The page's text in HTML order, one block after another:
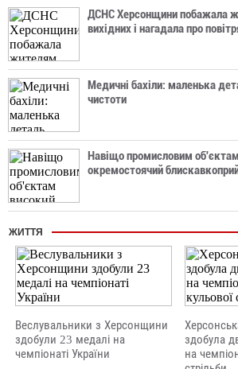
ДСНС Херсонщини побажала
вихідних і нагадала про
Медичні бахіли: маленька
чистоти
Навіщо промисловим
окремостоячий
ЖИТТЯ
Веслувальники з Херсонщини
здобули 23 медалі на
чемпіонаті України
здобула
на